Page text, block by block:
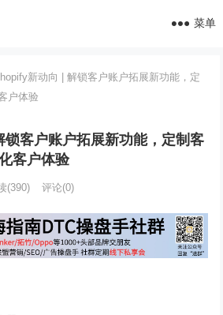
菜单
新动向 | 解锁客户账户拓展新功能，定
户体验
客户账户拓展新功能，定制客
客户体验
(390) 评论(0)